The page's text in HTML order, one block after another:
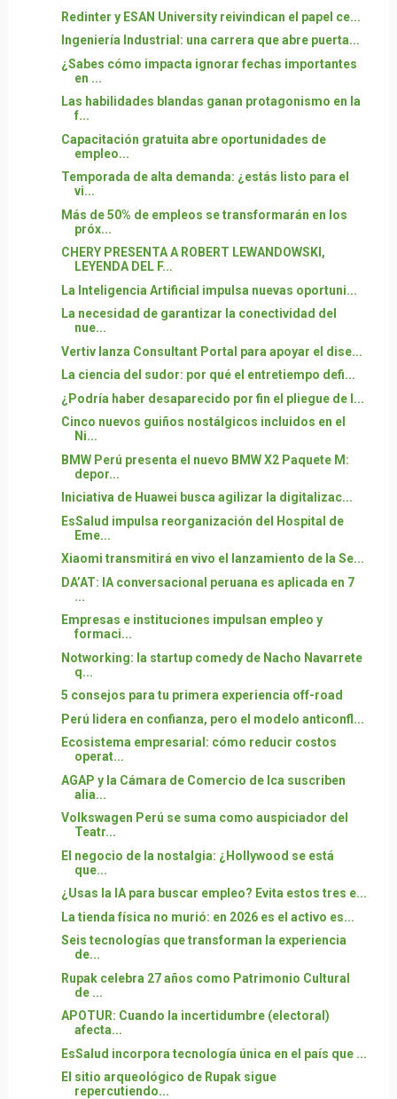
Redinter y ESAN University reivindican el papel ce...
Ingeniería Industrial: una carrera que abre puerta...
¿Sabes cómo impacta ignorar fechas importantes
en ...
Las habilidades blandas ganan protagonismo en la
f...
Capacitación gratuita abre oportunidades de
empleo...
Temporada de alta demanda: ¿estás listo para el
vi...
Más de 50% de empleos se transformarán en los
próx...
CHERY PRESENTA A ROBERT LEWANDOWSKI,
LEYENDA DEL F...
La Inteligencia Artificial impulsa nuevas oportuni...
La necesidad de garantizar la conectividad del
nue...
Vertiv lanza Consultant Portal para apoyar el dise...
La ciencia del sudor: por qué el entretiempo defi...
¿Podría haber desaparecido por fin el pliegue de l...
Cinco nuevos guiños nostálgicos incluidos en el
Ni...
BMW Perú presenta el nuevo BMW X2 Paquete M:
depor...
Iniciativa de Huawei busca agilizar la digitalizac...
EsSalud impulsa reorganización del Hospital de
Eme...
Xiaomi transmitirá en vivo el lanzamiento de la Se...
DA’AT: IA conversacional peruana es aplicada en 7
...
Empresas e instituciones impulsan empleo y
formaci...
Notworking: la startup comedy de Nacho Navarrete
q...
5 consejos para tu primera experiencia off-road
Perú lidera en confianza, pero el modelo anticonfl...
Ecosistema empresarial: cómo reducir costos
operat...
AGAP y la Cámara de Comercio de Ica suscriben
alia...
Volkswagen Perú se suma como auspiciador del
Teatr...
El negocio de la nostalgia: ¿Hollywood se está
que...
¿Usas la IA para buscar empleo? Evita estos tres e...
La tienda física no murió: en 2026 es el activo es...
Seis tecnologías que transforman la experiencia
de...
Rupak celebra 27 años como Patrimonio Cultural
de ...
APOTUR: Cuando la incertidumbre (electoral)
afecta...
EsSalud incorpora tecnología única en el país que ...
El sitio arqueológico de Rupak sigue
repercutiendo...